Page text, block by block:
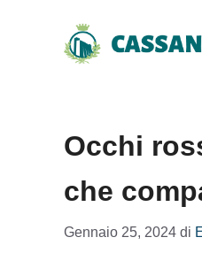
Occhi
che
Gennaio 25, 2024 di